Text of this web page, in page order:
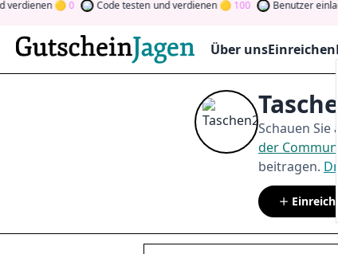
0 Code testen und verdienen 100 Benutzer einladen
Über unsEinreichen
Schauen Sie
der
beitragen.